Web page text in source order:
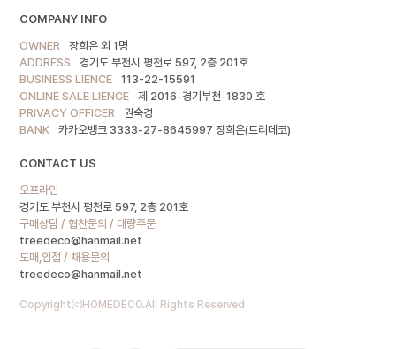
COMPANY INFO
OWNER
장희은 외 1명
ADDRESS
경기도 부천시 평천로 597, 2층 201호
BUSINESS LIENCE
113-22-15591
ONLINE SALE LIENCE
제 2016-경기부천-1830 호
PRIVACY OFFICER
권숙경
BANK
카카오뱅크 3333-27-8645997 장희은(트리데코)
CONTACT US
오프라인
경기도 부천시 평천로 597, 2층 201호
구매상담 / 협찬문의 / 대량주문
treedeco@hanmail.net
도매,입점 / 채용문의
treedeco@hanmail.net
Copyright⒞HOMEDECO.All Rights Reserved